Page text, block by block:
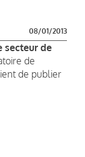
08/01/2013
secteur de
de
de publier